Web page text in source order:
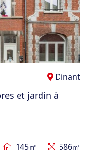
Dinant
et jardin à
145㎡ 586㎡